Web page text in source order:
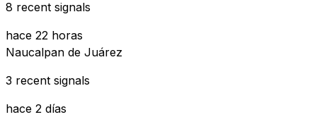
8 recent signals
hace 22 horas
Naucalpan de Juárez
3 recent signals
hace 2 días